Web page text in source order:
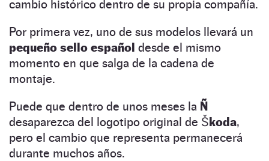
cambio histórico dentro de su propia compañía.
Por primera vez, uno de sus modelos llevará un
pequeño sello español desde el mismo
momento en que salga de la cadena de
montaje.
Puede que dentro de unos meses la Ñ
desaparezca del logotipo original de Škoda,
pero el cambio que representa permanecerá
durante muchos años.